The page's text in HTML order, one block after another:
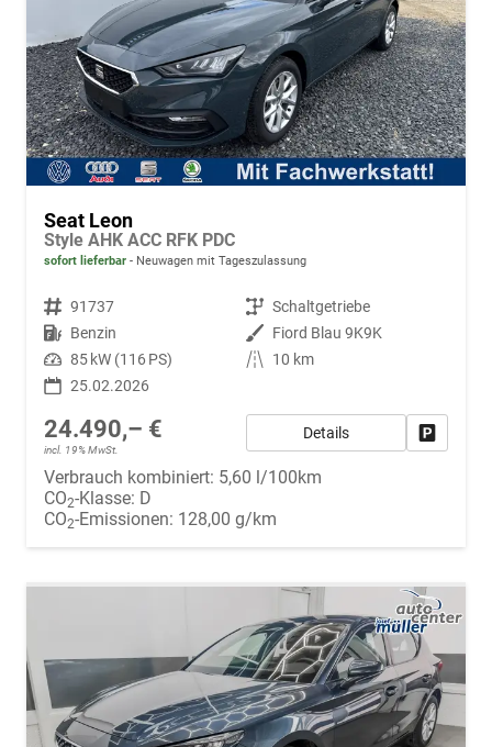
Seat Leon
Style AHK ACC RFK PDC
sofort lieferbar Neuwagen mit Tageszulassung
Fahrzeugnr. 91737 Getriebe Schaltgetriebe
Kraftstoff Benzin Außenfarbe Fiord Blau 9K9K
Leistung 85 kW (116 PS) Kilometerstand
10 km
25.02.2026
24.490,– €
incl. 19% MwSt.
Details
Verbrauch kombiniert: 5,60 l/100km
CO2-Klasse: D
CO2-Emissionen: 128,00 g/km